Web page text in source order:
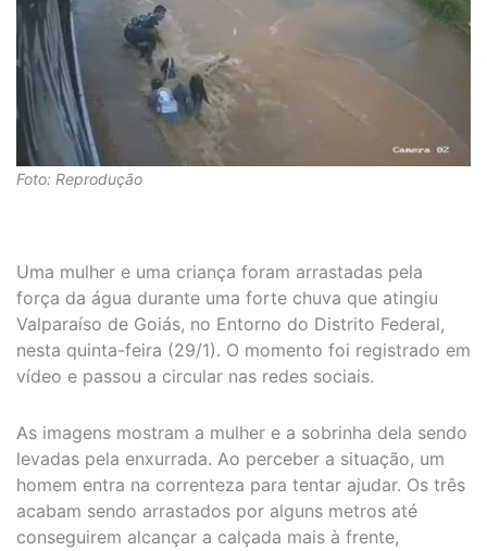
Foto: Reprodução
Uma mulher e uma criança foram arrastadas pela
força da água durante uma forte chuva que atingiu
Valparaíso de Goiás, no Entorno do Distrito Federal,
nesta quinta-feira (29/1). O momento foi registrado em
vídeo e passou a circular nas redes sociais.
As imagens mostram a mulher e a sobrinha dela sendo
levadas pela enxurrada. Ao perceber a situação, um
homem entra na correnteza para tentar ajudar. Os três
acabam sendo arrastados por alguns metros até
conseguirem alcançar a calçada mais à frente,